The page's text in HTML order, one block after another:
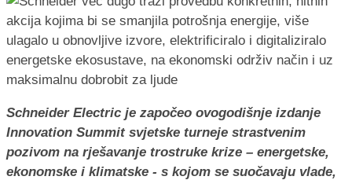
Schneider Electric je započeo ovogodišnje izdanje
Innovation Summit svjetske turneje strastvenim
pozivom na rješavanje trostruke krize – energetske,
ekonomske i klimatske - s kojom se suočavaju vlade,